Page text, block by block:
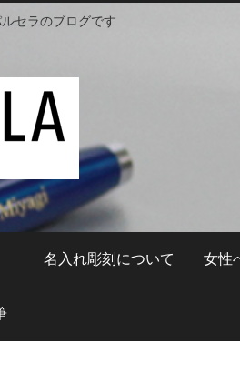
セラのブログです
名入れ彫刻について 女性